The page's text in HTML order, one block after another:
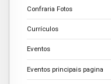
Confraria Fotos
Currículos
Eventos
Eventos principais pagina